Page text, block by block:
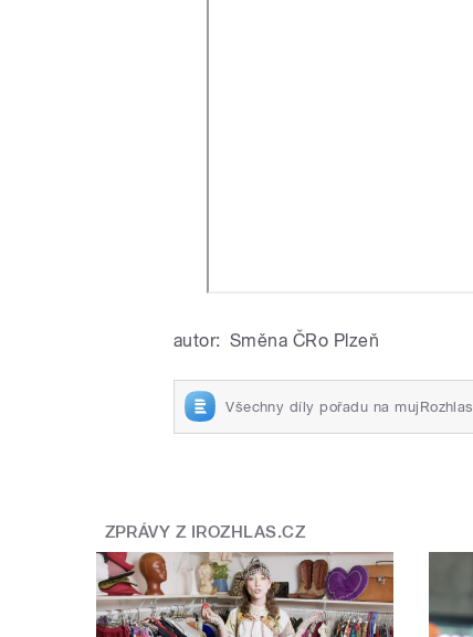
autor: Směna ČRo Plzeň
Všechny díly pořadu na mujRozhlas
ZPRÁVY Z IROZHLAS.CZ